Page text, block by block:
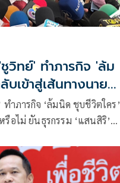
วิทย์' ทำภารกิจ 'ล้ม
เข้าสู่เส้นทางนายกฯ
ทำภารกิจ ‘ล้มนิด ชุบชีวิตใคร’
อไม่ ยันธุรกรรม ‘แสนสิริ’
รโหวตนายกฯได้